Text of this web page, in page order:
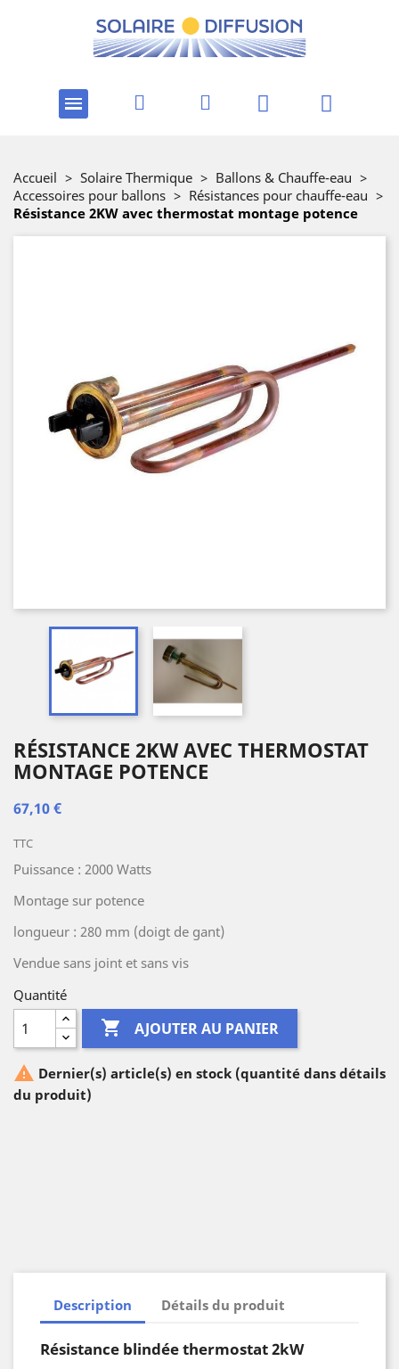
Accueil > Solaire Thermique > Ballons & Chauffe-eau >
Accessoires pour ballons > Résistances pour chauffe-eau >
Résistance 2KW avec thermostat montage potence
RÉSISTANCE 2KW AVEC THERMOSTAT
MONTAGE POTENCE
67,10 €
TTC
Puissance : 2000 Watts
Montage sur potence
longueur : 280 mm (doigt de gant)
Vendue sans joint et sans vis
Quantité
 AJOUTER AU PANIER
 Dernier(s) article(s) en stock (quantité dans détails
du produit)
Description Détails du produit
Résistance blindée thermostat 2kW